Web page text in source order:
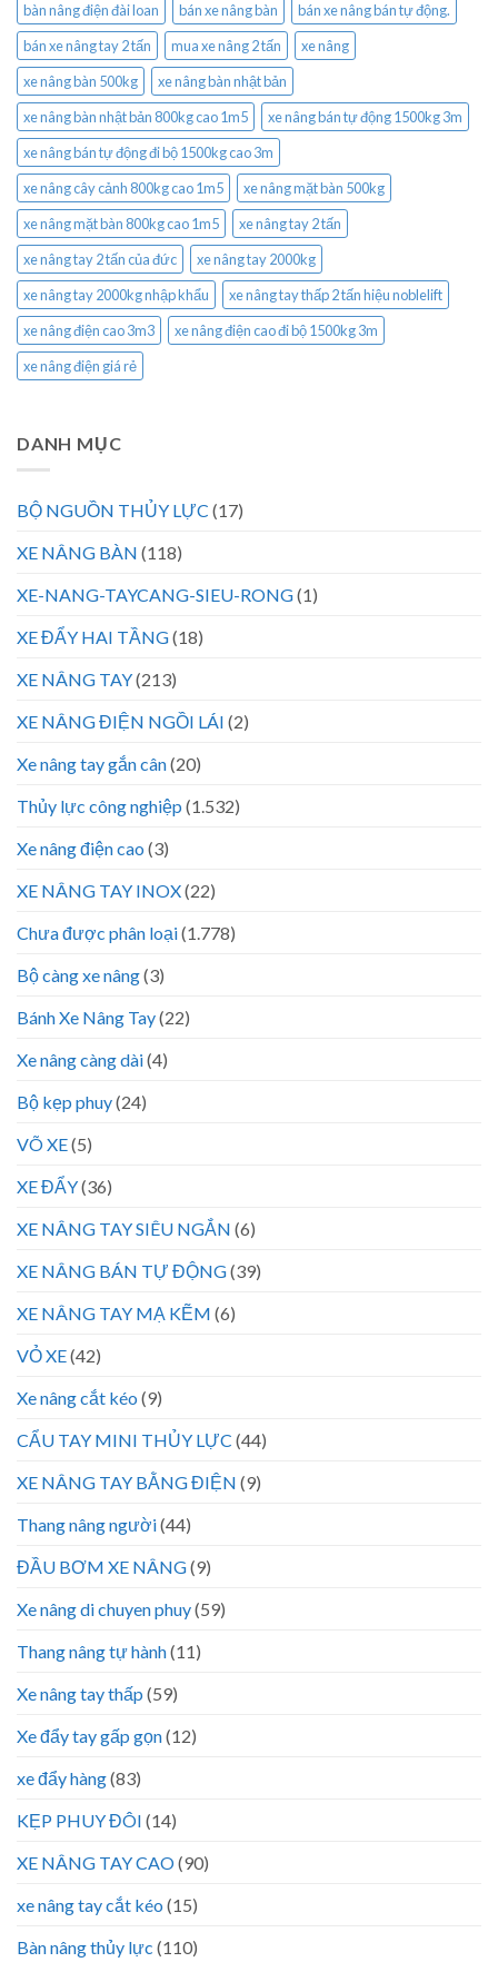
bàn nâng điện đài loan bán xe nâng bàn
bán xe nâng bán tự động.
bán xe nâng tay 2 tấn
mua xe nâng 2 tấn
xe nâng
xe nâng bàn 500kg
xe nâng bàn nhật bản
xe nâng bàn nhật bản 800kg cao 1m5
xe nâng bán tự động 1500kg 3m
xe nâng bán tự động đi bộ 1500kg cao 3m
xe nâng cây cảnh 800kg cao 1m5
xe nâng mặt bàn 500kg
xe nâng mặt bàn 800kg cao 1m5
xe nâng tay 2 tấn
xe nâng tay 2 tấn của đức
xe nâng tay 2000kg
xe nâng tay 2000kg nhập khẩu
xe nâng tay thấp 2 tấn hiệu noblelift
xe nâng điện cao 3m3
xe nâng điện cao đi bộ 1500kg 3m
xe nâng điện giá rẻ
DANH MỤC
BỘ NGUỒN THỦY LỰC (17)
XE NÂNG BÀN (118)
XE-NANG-TAYCANG-SIEU-RONG(1)
XE ĐẨY HAI TẦNG(18)
XE NÂNG TAY(213)
XE NÂNG ĐIỆN NGỒI LÁI (2)
Xe nâng tay gắn cân(20)
Thủy lực công nghiệp (1.532)
Xe nâng điện cao (3)
XE NÂNG TAY INOX(22)
Chưa được phân loại(1.778)
Bộ càng xe nâng(3)
Bánh Xe Nâng Tay(22)
Xe nâng càng dài(4)
Bộ kẹp phuy(24)
VÕ XE(5)
XE ĐẨY(36)
XE NÂNG TAY SIÊU NGẮN (6)
XE NÂNG BÁN TỰ ĐỘNG(39)
XE NÂNG TAY MẠ KẼM (6)
VỎ XE(42)
Xe nâng cắt kéo (9)
CẨU TAY MINI THỦY LỰC (44)
XE NÂNG TAY BẰNG ĐIỆN (9)
Thang nâng người(44)
ĐẦU BƠM XE NÂNG(9)
Xe nâng di chuyen phuy(59)
Thang nâng tự hành(11)
Xe nâng tay thấp (59)
Xe đẩy tay gấp gọn(12)
xe đẩy hàng(83)
KẸP PHUY ĐÔI (14)
XE NÂNG TAY CAO(90)
xe nâng tay cắt kéo (15)
Bàn nâng thủy lực (110)